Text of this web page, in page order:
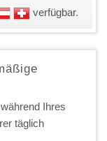
verfügbar.
Ihres
täglich